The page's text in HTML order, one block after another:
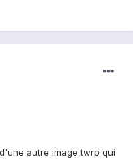
autre image twrp qui